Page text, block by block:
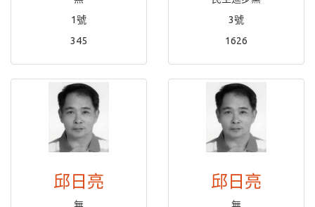
1號
345
3號
1626
邱日亮 邱日亮